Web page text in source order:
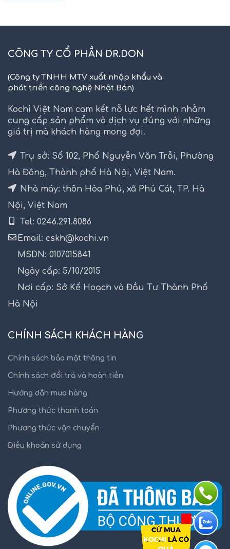
CÔNG TY CỔ PHẦN DR.DON
(Công ty TNHH MTV xuất nhập khẩu và
phát triển công nghệ Nhật Bản)
Kochi Việt Nam cam kết nỗ lực hết mình nhằm
cung cấp sản phẩm và dịch vụ đúng với những
giá trị mà khách hàng mong đợi.
Trụ sở: Số 102, Phố Nguyễn Văn Trỗi, Phường
Hà Đông, Thành phố Hà Nội, Việt Nam.
Nhà máy: thôn Hòa Phú, xã Phú Cát, TP. Hà
Nội, Việt Nam
Tel: 0246.291.8086
Email: cskh@kochi.vn
MSDN: 0107015841
Ngày cấp: 5/10/2015
Nơi cấp: Sở Kế Hoạch và Đầu Tư Thành Phố
Hà Nội
CHÍNH SÁCH KHÁCH HÀNG
Chính sách bảo mật thông tin
Chính sách đổi trả và hoàn tiền
Hướng dẫn mua hàng
Phương thức thanh toán
Phương thức vận chuyển
Điều khoản sử dụng